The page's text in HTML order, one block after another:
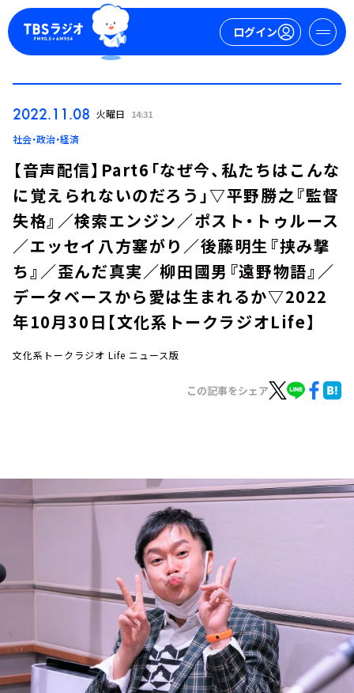
ログイン
今日の番組表
週間番組表
トピックス
お知らせ
2022.11.08 火曜日 14:31
社会・政治・経済
【音声配信】Part6「なぜ今、私たちはこんな
に覚えられないのだろう」▽平野勝之『監督
失格』／検索エンジン／ポスト・トゥルース
／エッセイ八方塞がり／後藤明生『挟み撃
ち』／歪んだ真実／柳田國男『遠野物語』／
データベースから愛は生まれるか▽2022
年10月30日【文化系トークラジオLife】
文化系トークラジオ Life ニュース版
この記事をシェア